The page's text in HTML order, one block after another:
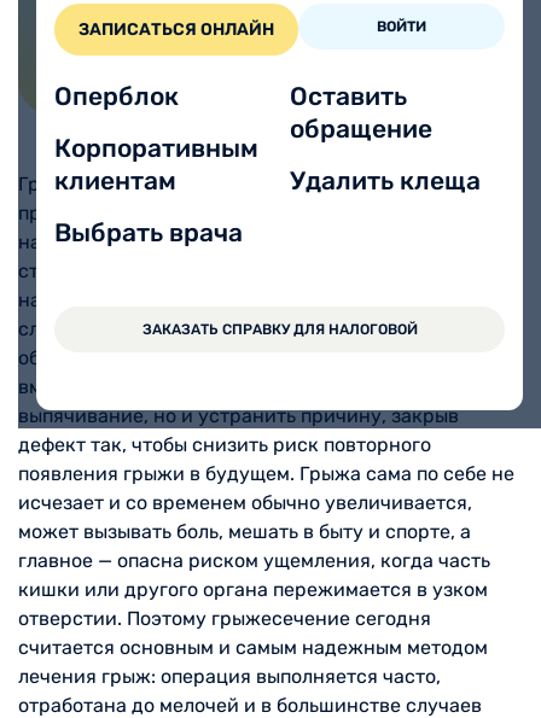
ЗАПИСАТЬСЯ ОНЛАЙН ВОЙТИ
Оперблок
Корпоративным
клиентам
Выбрать врача
Оставить
обращение
Удалить клеща
ЗАКАЗАТЬ СПРАВКУ ДЛЯ НАЛОГОВОЙ
Реабилитация ДМС
от 15000 ₽
Грыжесечение (герниопластика) — это операция,
при которой врач убирает грыжевое выпячивание и
надежно укрепляет ослабленный участок брюшной
стенки, чтобы органы больше не могли выходить
наружу. Простыми словами речь идет о «починке»
слабого места в мышцах живота, через которое
образуется шишка или припухлость. Цель
вмешательства — не только убрать видимое
выпячивание, но и устранить причину, закрыв
дефект так, чтобы снизить риск повторного
появления грыжи в будущем. Грыжа сама по себе не
исчезает и со временем обычно увеличивается,
может вызывать боль, мешать в быту и спорте, а
главное — опасна риском ущемления, когда часть
кишки или другого органа пережимается в узком
отверстии. Поэтому грыжесечение сегодня
считается основным и самым надежным методом
лечения грыж: операция выполняется часто,
отработана до мелочей и в большинстве случаев